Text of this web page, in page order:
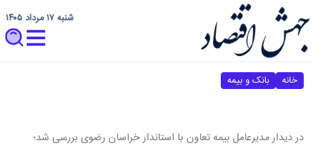
شنبه ۱۷ مرداد ۱۴۰۵
خانه بانک و بیمه
در دیدار مدیرعامل بیمه تعاون با استاندار خراسان رضوی بررسی شد؛